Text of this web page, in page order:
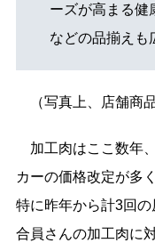
ーズが高まる健
などの品揃えも
（写真上、店舗商
加工肉はここ数年
カーの価格改定が多
特に昨年から計3回
合員さんの加工肉に